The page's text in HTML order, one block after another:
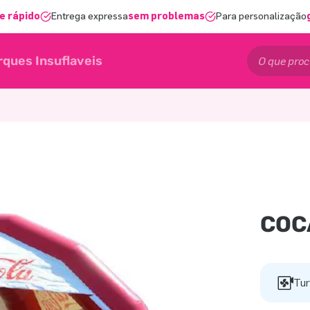
rápido Entrega expressasem problemas Para personalização
Insuflaveis